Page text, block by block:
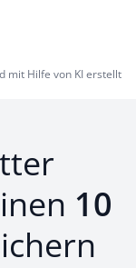
mit Hilfe von KI erstellt
10